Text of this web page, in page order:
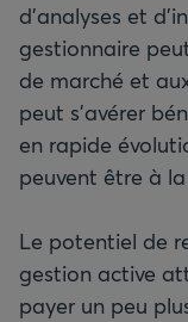
d’analyses et
gestionnaire
de marché et
peut s’avérer
en rapide
peuvent être à
Le potentiel de
gestion active
payer un peu